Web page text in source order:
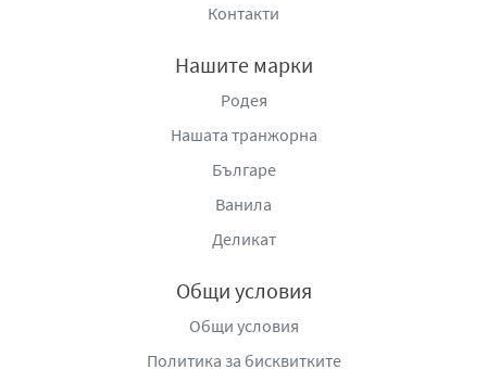
Контакти
Нашите марки
Родея
Нашата транжорна
Българе
Ванила
Деликат
Общи условия
Общи условия
Политика за бисквитките